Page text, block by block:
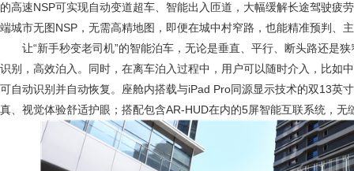
的高速NSP可实现自动变道超车、智能出入匝道，大幅缓解长途驾驶疲
端城市无图NSP，无需高精地图，即便在城中村窄路，也能精准预判、
让“新手秒变老司机”的智能泊车，无论是垂直、平行、断头路还是
识别，高效泊入。同时，在离车泊入过程中，用户可以随时介入，比如
可自动识别并自动恢复。座舱内搭载与iPad Pro同源显示技术的双13英
真、视觉体验舒适护眼；搭配包含AR-HUD在内的5屏智能互联系统，无